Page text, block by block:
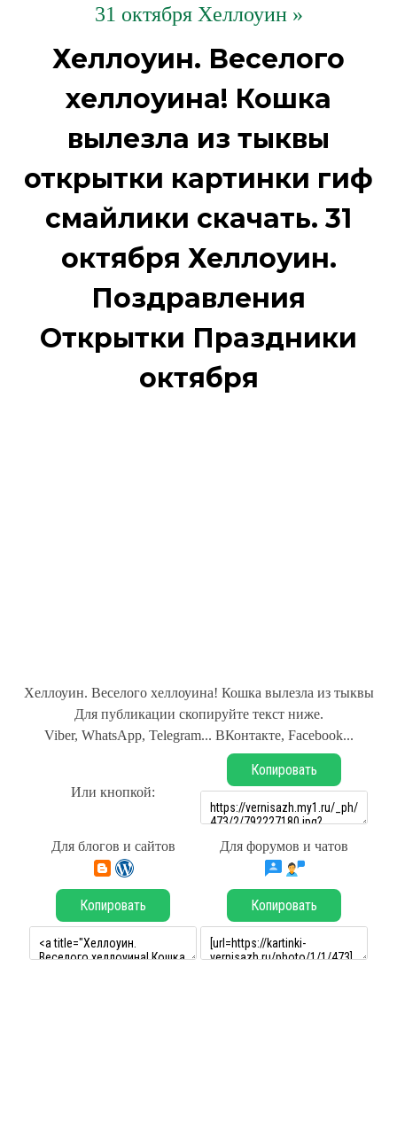
31 октября Хеллоуин »
Хеллоуин. Веселого
хеллоуина! Кошка
вылезла из тыквы
открытки картинки гиф
смайлики скачать. 31
октября Хеллоуин.
Поздравления
Открытки Праздники
октября
Хеллоуин. Веселого хеллоуина! Кошка вылезла из тыквы
Для публикации скопируйте текст ниже.
Viber, WhatsApp, Telegram... ВКонтакте, Facebook...
Или кнопкой:
Копировать
Для блогов и сайтов Для форумов и чатов
Копировать Копировать